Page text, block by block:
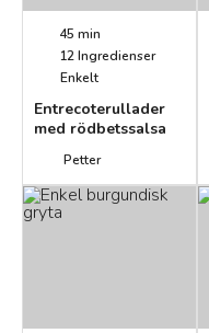
45 min
12Ingredienser
Enkelt
Entrecoterullader
med rödbetssalsa
Petter